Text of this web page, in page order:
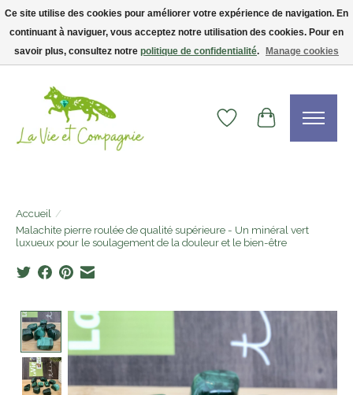
Livraison gratuite dès 75$ — code LVCFREE• Clients USA : visitez la boutique
Liste de souhaits
Panier
Accueil /
Malachite pierre roulée de qualité supérieure - Un minéral vert
luxueux pour le soulagement de la douleur et le bien-être
Product image slideshow Items
Ce site utilise des cookies pour améliorer votre expérience de navigation. En
continuant à naviguer, vous acceptez notre utilisation des cookies. Pour en
savoir plus, consultez notre politique de confidentialité. Manage cookies